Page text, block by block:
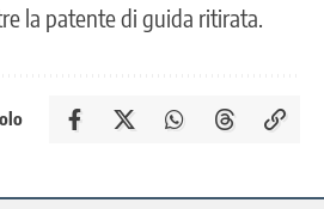
la patente di guida ritirata.